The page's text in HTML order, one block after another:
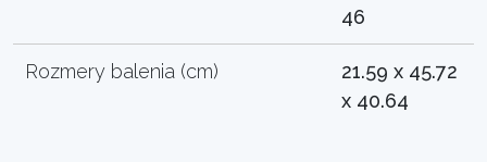
46
Rozmery balenia (cm)
21.59 x 45.72
x 40.64